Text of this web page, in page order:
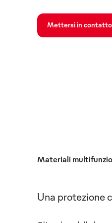
Mettersi in contatto
Materiali
Una protezione